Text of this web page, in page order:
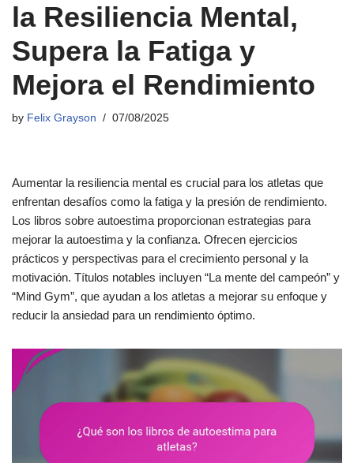
la Resiliencia Mental,
Supera la Fatiga y
Mejora el Rendimiento
by Felix Grayson 07/08/2025
Aumentar la resiliencia mental es crucial para los atletas que
enfrentan desafíos como la fatiga y la presión de rendimiento.
Los libros sobre autoestima proporcionan estrategias para
mejorar la autoestima y la confianza. Ofrecen ejercicios
prácticos y perspectivas para el crecimiento personal y la
motivación. Títulos notables incluyen “La mente del campeón” y
“Mind Gym”, que ayudan a los atletas a mejorar su enfoque y
reducir la ansiedad para un rendimiento óptimo.